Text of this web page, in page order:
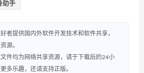
助手
者提供国内外软件开发技术和软件共享，
源。
件均为网络共享资源，请于下载后的24小
多乐趣，还请支持正版。